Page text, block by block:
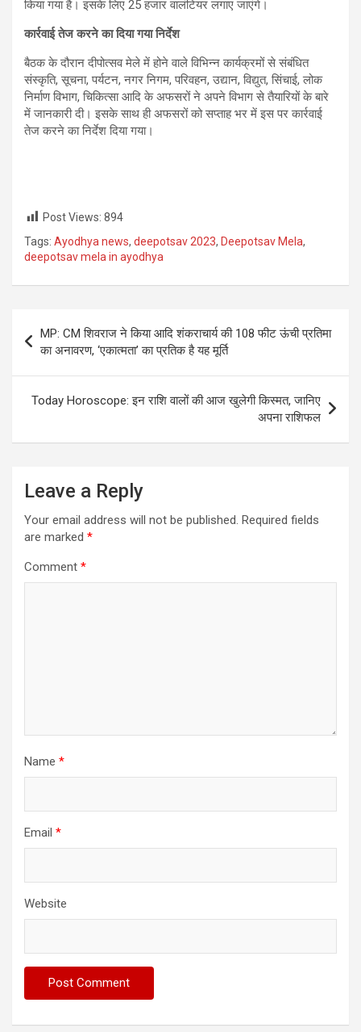
किया गया है। इसके लिए 25 हजार वालंटियर लगाए जाएंगे।
कार्रवाई तेज करने का दिया गया निर्देश
बैठक के दौरान दीपोत्सव मेले में होने वाले विभिन्न कार्यक्रमों से संबंधित
संस्कृति, सूचना, पर्यटन, नगर निगम, परिवहन, उद्यान, विद्युत, सिंचाई, लोक
निर्माण विभाग, चिकित्सा आदि के अफसरों ने अपने विभाग से तैयारियों के बारे
में जानकारी दी। इसके साथ ही अफसरों को सप्ताह भर में इस पर कार्रवाई
तेज करने का निर्देश दिया गया।
Post Views: 894
Tags: Ayodhya news, deepotsav 2023, Deepotsav Mela,
deepotsav mela in ayodhya
navigation
MP: CM शिवराज ने किया आदि शंकराचार्य की 108 फीट ऊंची प्रतिमा
का अनावरण, ‘एकात्मता’ का प्रतिक है यह मूर्ति
Today Horoscope: इन राशि वालों की आज खुलेगी किस्मत, जानिए
अपना राशिफल
Leave a Reply
Your email address will not be published. Required fields
are marked *
Comment *
Name *
Email *
Website